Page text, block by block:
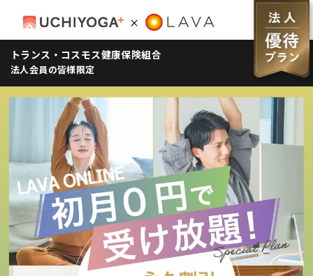
トランス・コスモス健康保険組合
法人会員の皆様限定